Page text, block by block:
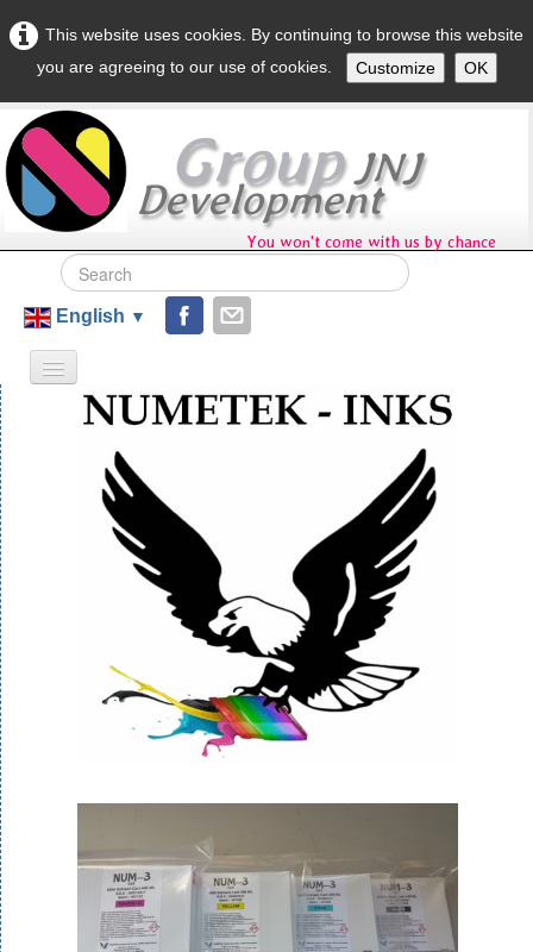
This website uses cookies. By continuing to browse this website
you are agreeing to our use of cookies.
Customize OK
GroupJNJ
Development
You won't come with us by chance
English ▼
Contact